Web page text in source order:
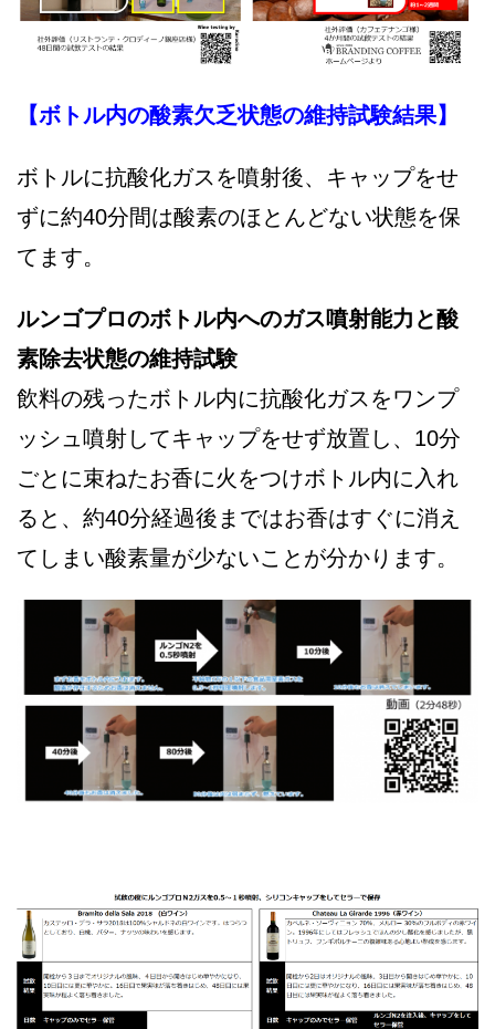
【ボトル内の酸素欠乏状態の維持試験結果】
ボトルに抗酸化ガスを噴射後、キャップをせ
ずに約40分間は酸素のほとんどない状態を保
てます。
ルンゴプロのボトル内へのガス噴射能力と酸
素除去状態の維持試験
飲料の残ったボトル内に抗酸化ガスをワンプ
ッシュ噴射してキャップをせず放置し、10分
ごとに束ねたお香に火をつけボトル内に入れ
ると、約40分経過後まではお香はすぐに消え
てしまい酸素量が少ないことが分かります。